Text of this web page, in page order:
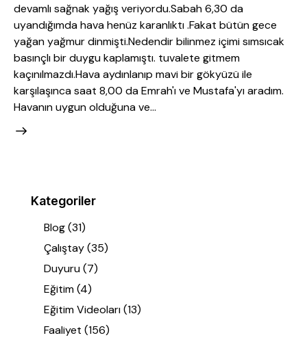
devamlı sağnak yağış veriyordu.Sabah 6,30 da
uyandığımda hava henüz karanlıktı .Fakat bütün gece
yağan yağmur dinmişti.Nedendir bilinmez içimi sımsıcak
basınçlı bir duygu kaplamıştı. tuvalete gitmem
kaçınılmazdı.Hava aydınlanıp mavi bir gökyüzü ile
karşılaşınca saat 8,00 da Emrah'ı ve Mustafa'yı aradım.
Havanın uygun olduğuna ve…
Kategoriler
Blog(31)
Çalıştay(35)
Duyuru(7)
Eğitim(4)
Eğitim Videoları(13)
Faaliyet (156)